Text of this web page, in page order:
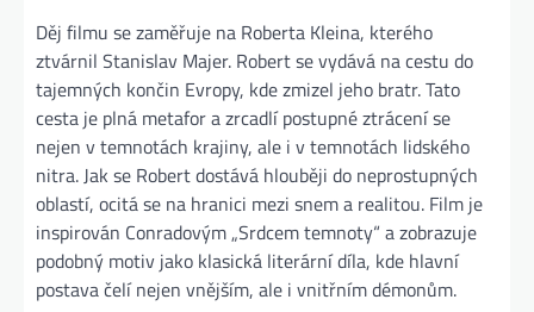
Děj filmu se zaměřuje na Roberta Kleina, kterého
ztvárnil Stanislav Majer. Robert se vydává na cestu do
tajemných končin Evropy, kde zmizel jeho bratr. Tato
cesta je plná metafor a zrcadlí postupné ztrácení se
nejen v temnotách krajiny, ale i v temnotách lidského
nitra. Jak se Robert dostává hlouběji do neprostupných
oblastí, ocitá se na hranici mezi snem a realitou. Film je
inspirován Conradovým „Srdcem temnoty“ a zobrazuje
podobný motiv jako klasická literární díla, kde hlavní
postava čelí nejen vnějším, ale i vnitřním démonům.